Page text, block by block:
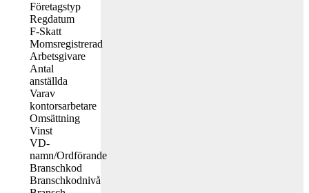
Företagstyp
Regdatum
F-Skatt
Momsregistrerad
Arbetsgivare
Antal
anställda
Varav
kontorsarbetare
Omsättning
Vinst
VD-
namn/Ordförande
Branschkod
Branschkodnivå